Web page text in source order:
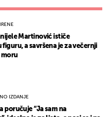
Martinović ističe
figuru, a savršena je za večernji
moru
IZDANJE
poručuje “Ja sam na